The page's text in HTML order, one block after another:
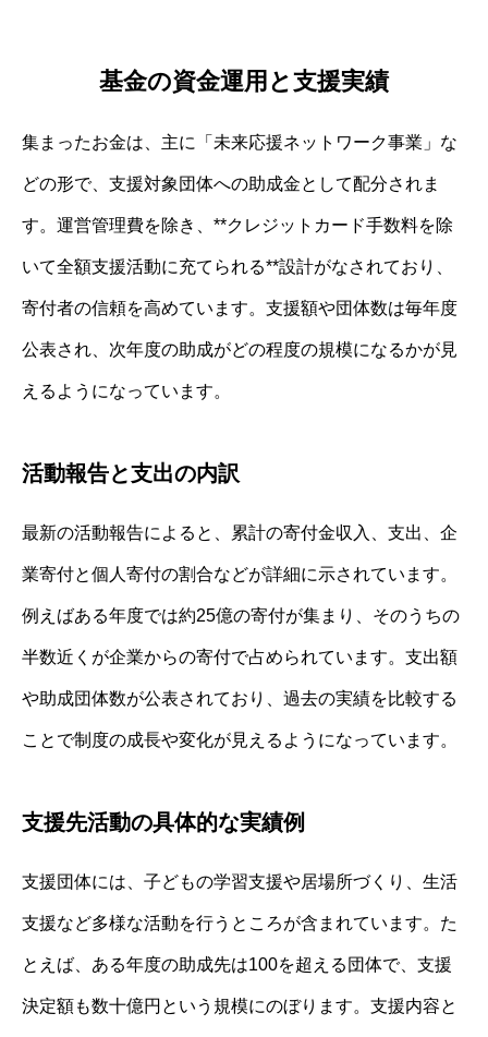
基金の資金運用と支援実績
集まったお金は、主に「未来応援ネットワーク事業」な
どの形で、支援対象団体への助成金として配分されま
す。運営管理費を除き、**クレジットカード手数料を除
いて全額支援活動に充てられる**設計がなされており、
寄付者の信頼を高めています。支援額や団体数は毎年度
公表され、次年度の助成がどの程度の規模になるかが見
えるようになっています。
活動報告と支出の内訳
最新の活動報告によると、累計の寄付金収入、支出、企
業寄付と個人寄付の割合などが詳細に示されています。
例えばある年度では約25億の寄付が集まり、そのうちの
半数近くが企業からの寄付で占められています。支出額
や助成団体数が公表されており、過去の実績を比較する
ことで制度の成長や変化が見えるようになっています。
支援先活動の具体的な実績例
支援団体には、子どもの学習支援や居場所づくり、生活
支援など多様な活動を行うところが含まれています。た
とえば、ある年度の助成先は100を超える団体で、支援
決定額も数十億円という規模にのぼります。支援内容と